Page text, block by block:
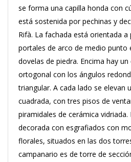
se forma una capilla honda con
está sostenida por pechinas y
Rifà. La fachada está orientada
portales de arco de medio punto
dovelas de piedra. Encima hay
ortogonal con los ángulos
triangular. A cada lado se elevan
cuadrada, con tres pisos de
piramidales de cerámica vidriada.
decorada con esgrafiados con
florales, situados en las dos
campanario es de torre de